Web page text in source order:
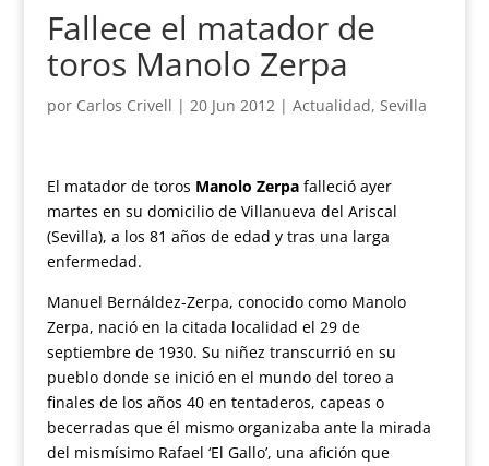
Fallece el matador de
toros Manolo Zerpa
por Carlos Crivell | 20 Jun 2012| Actualidad, Sevilla
El matador de toros Manolo Zerpa falleció ayer
martes en su domicilio de Villanueva del Ariscal
(Sevilla), a los 81 años de edad y tras una larga
enfermedad.
Manuel Bernáldez-Zerpa, conocido como Manolo
Zerpa, nació en la citada localidad el 29 de
septiembre de 1930. Su niñez transcurrió en su
pueblo donde se inició en el mundo del toreo a
finales de los años 40 en tentaderos, capeas o
becerradas que él mismo organizaba ante la mirada
del mismísimo Rafael ‘El Gallo’, una afición que